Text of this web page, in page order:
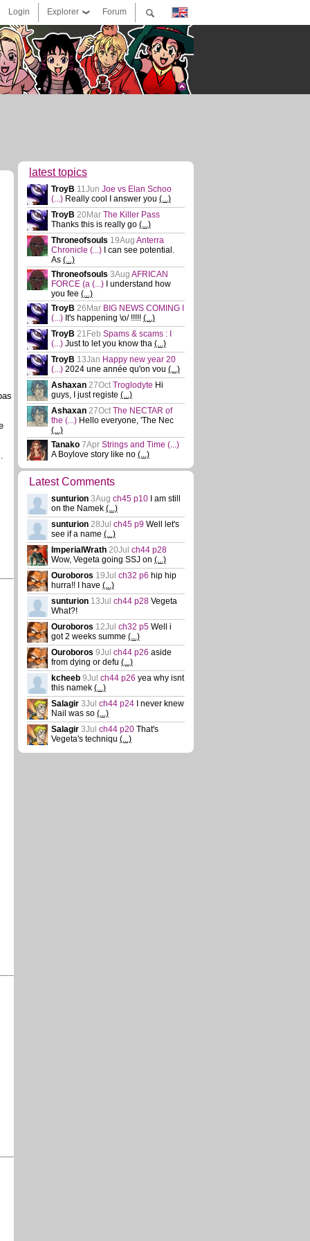
Forum
Explorer
Login
latest topics
TroyB 11Jun Joe vs Elan Schoo
(...) Really cool I answer you (...)
TroyB 20Mar The Killer Pass
Thanks this is really go (...)
Throneofsouls 19Aug Anterra
Chronicle (...)
I can see potential.
As (...)
Throneofsouls 3Aug AFRICAN
FORCE (a (...)
I understand how
you fee (...)
TroyB 26Mar BIG NEWS COMING I
(...) It's happening \o/ !!!!! (...)
TroyB 21Feb Spams & scams : I
(...) Just to let you know tha (...)
TroyB 13Jan Happy new year 20
(...) 2024 une année qu'on vou (...)
Ashaxan 27Oct Troglodyte Hi
guys, I just registe (...)
Ashaxan 27Oct The NECTAR of
the (...) Hello everyone, 'The Nec
(...)
Tanako 7Apr Strings and Time (...)
A Boylove story like no (...)
Latest Comments
sunturion 3Aug ch45 p10
I am still
on the Namek (...)
sunturion 28Jul ch45 p9 Well let's
see if a name (...)
ImperialWrath 20Jul ch44 p28
Wow, Vegeta going SSJ on (...)
Ouroboros 19Jul ch32 p6 hip hip
hurra!! I have (...)
sunturion 13Jul ch44 p28 Vegeta
What?!
Ouroboros 12Jul ch32 p5 Well i
got 2 weeks summe (...)
Ouroboros 9Jul ch44 p26 aside
from dying or defu (...)
kcheeb 9Jul ch44 p26 yea why isnt
this namek (...)
Salagir 3Jul ch44 p24
I never knew
Nail was so (...)
Salagir 3Jul ch44 p20 That's
Vegeta's techniqu (...)